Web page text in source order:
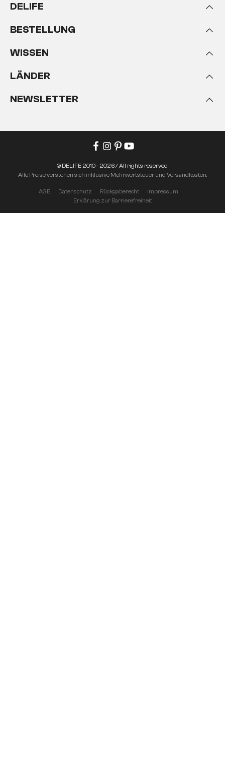
DELIFE
BESTELLUNG
WISSEN
LÄNDER
NEWSLETTER
AGB Datenschutz Rückgaberecht
Impressum
Erklärung zur Barrierefreiheit
© DELIFE 2010 - 2026 / All rights reserved.
Alle Preise verstehen sich inklusive Mehrwertsteuer und Versandkosten.